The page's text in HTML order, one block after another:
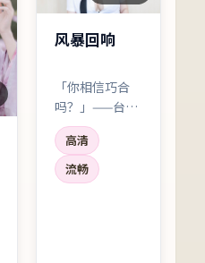
风暴回响
「你相信巧合
吗？」——台词
像钉子一样钉进
剧情。美国语境
下的社会细节很
扎实，配角也不
高清
流畅